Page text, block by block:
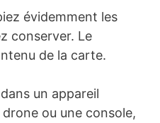
évidemment les
conserver. Le
de la carte.
un appareil
ou une console,